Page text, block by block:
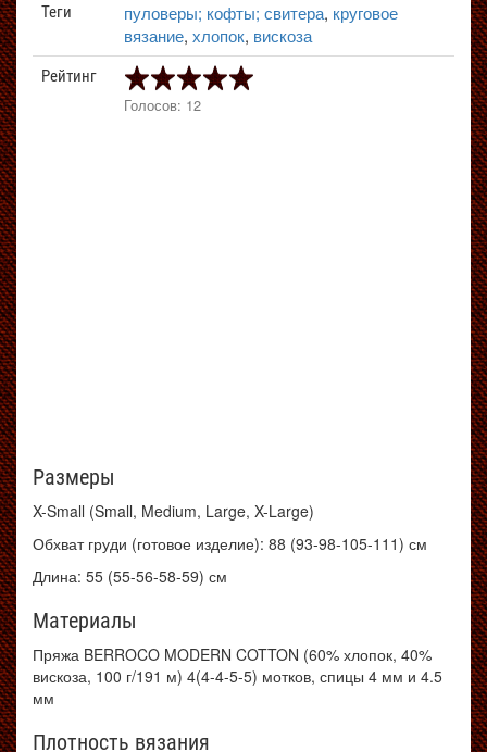
Теги пуловеры; кофты; свитера, круговое
вязание, хлопок, вискоза
Рейтинг
Голосов: 12
Размеры
X-Small (Small, Medium, Large, X-Large)
Обхват груди (готовое изделие): 88 (93-98-105-111) см
Длина: 55 (55-56-58-59) см
Материалы
Пряжа BERROCO MODERN COTTON (60% хлопок, 40%
вискоза, 100 г/191 м) 4(4-4-5-5) мотков, спицы 4 мм и 4.5
мм
Плотность вязания